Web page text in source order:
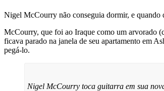
Nigel McCourry não conseguia dormir, e quando
McCourry, que foi ao Iraque como um arvorado
ficava parado na janela de seu apartamento em
pegá-lo.
Nigel McCourry toca guitarra em sua